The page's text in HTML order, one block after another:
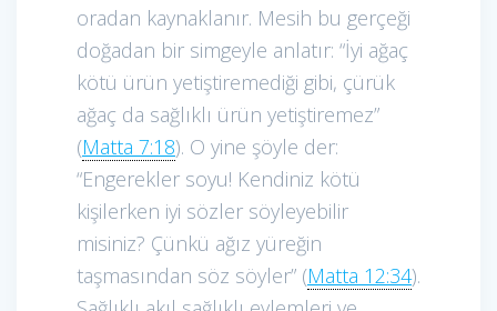
oradan kaynaklanır. Mesih bu gerçeği
doğadan bir simgeyle anlatır: “İyi ağaç
kötü ürün yetiştiremediği gibi, çürük
ağaç da sağlıklı ürün yetiştiremez”
(Matta 7:18). O yine şöyle der:
“Engerekler soyu! Kendiniz kötü
kişilerken iyi sözler söyleyebilir
misiniz? Çünkü ağız yüreğin
taşmasından söz söyler” (Matta 12:34).